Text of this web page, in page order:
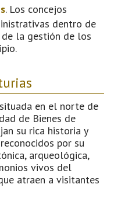
. Los concejos
dentro de
de la gestión de los
en el norte de
de Bienes de
su rica historia y
por su
arqueológica,
vivos del
atraen a visitantes